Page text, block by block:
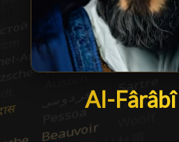
Al-Fârâbî
Al-Fârâbî█